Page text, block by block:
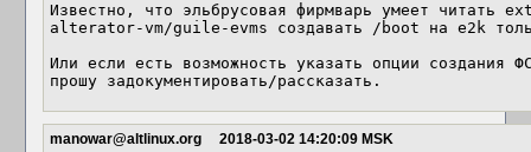
Известно, что эльбрусовая фирмварь умеет читать
alterator-vm/guile-evms создавать /boot на e2k
Или если есть возможность указать опции
прошу задокументировать/рассказать.
manowar@altlinux.org 2018-03-02 14:20:09 MSK